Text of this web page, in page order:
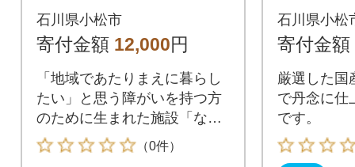
石川県 小松市
石川県小松市
寄付金額 12,000円
「地域であたりまえに暮らし
たい」と思う障がいを持つ方
のために生まれた施設「なご
みの郷」で作られた懐かしい
「いりがし」セットです。
（0件）
00g 国
豚 チャ
石川県小松
寄付金額
厳選した国
で丹念に仕
です。